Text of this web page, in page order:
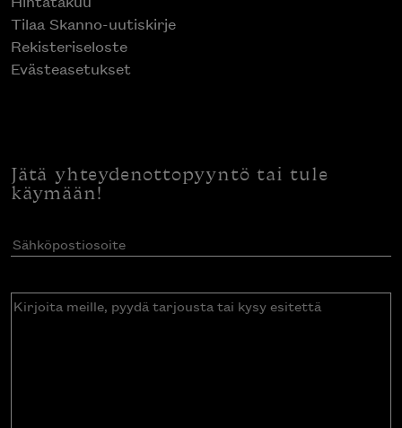
Tilaa Skanno-uutiskirje
Rekisteriseloste
Evästeasetukset
Jätä yhteydenottopyyntö tai tule
käymään!
Sähköpostiosoite(Pakollinen)
Kirjoita